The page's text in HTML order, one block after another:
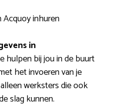
inhuren
in
hulpen bij jou in de buurt
het invoeren van je
werksters die ook
slag kunnen.